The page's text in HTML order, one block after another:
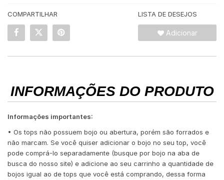
COMPARTILHAR LISTA DE DESEJOS
Adicionar
INFORMAÇÕES DO PRODUTO
Informações importantes:
• Os tops não possuem bojo ou abertura, porém são forrados e
não marcam. Se você quiser adicionar o bojo no seu top, você
pode comprá-lo separadamente (busque por bojo na aba de
busca do nosso site) e adicione ao seu carrinho a quantidade de
bojos igual ao de tops que você está comprando, dessa forma